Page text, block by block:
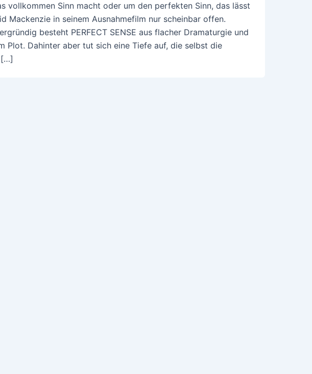
vollkommen Sinn macht oder um den perfekten Sinn, das lässt
Mackenzie in seinem Ausnahmefilm nur scheinbar offen.
besteht PERFECT SENSE aus flacher Dramaturgie und
Plot. Dahinter aber tut sich eine Tiefe auf, die selbst die
[…]